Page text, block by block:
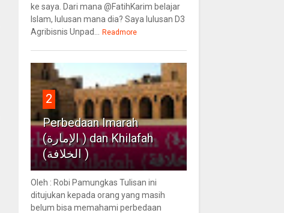
ke saya. Dari mana @FatihKarim belajar
Islam, lulusan mana dia? Saya lulusan D3
Agribisnis Unpad...
Readmore
2
Perbedaan Imarah
(الإمارة ) dan Khilafah
(الخلافة )
Oleh : Robi Pamungkas Tulisan ini
ditujukan kepada orang yang masih
belum bisa memahami perbedaan